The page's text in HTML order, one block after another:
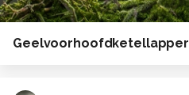
Geelvoorhoofdketellapper